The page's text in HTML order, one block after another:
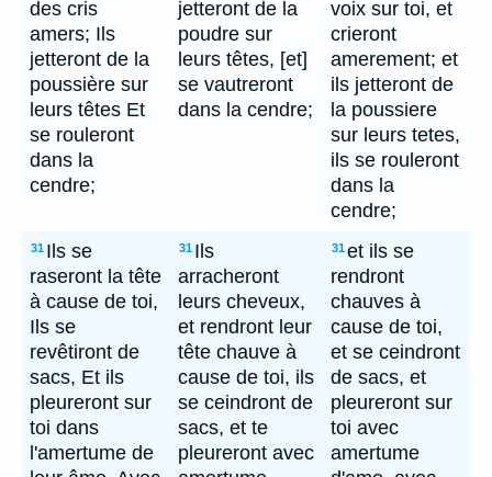
des cris
amers; Ils
jetteront de la
poussière sur
leurs têtes Et
se rouleront
dans la
cendre;
jetteront de la
poudre sur
leurs têtes, [et]
se vautreront
dans la cendre;
voix sur toi, et
crieront
amerement; et
ils jetteront de
la poussiere
sur leurs tetes,
ils se rouleront
dans la
cendre;
31 Ils se
raseront la tête
à cause de toi,
Ils se
revêtiront de
sacs, Et ils
pleureront sur
toi dans
l'amertume de
31 Ils
arracheront
leurs cheveux,
et rendront leur
tête chauve à
cause de toi, ils
se ceindront de
sacs, et te
pleureront avec
31et ils se
rendront
chauves à
cause de toi,
et se ceindront
de sacs, et
pleureront sur
toi avec
amertume